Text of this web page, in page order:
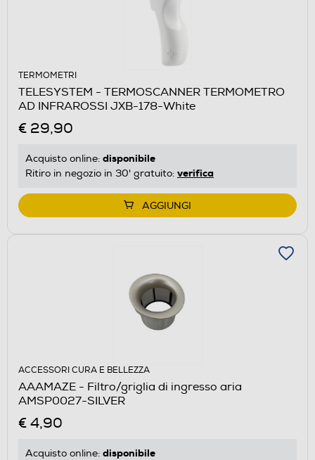
TERMOMETRI
TELESYSTEM - TERMOSCANNER TERMOMETRO
AD INFRAROSSI JXB-178-White
€ 29,90
Acquisto online: disponibile
Ritiro in negozio in 30' gratuito: verifica
AGGIUNGI
ACCESSORI CURA E BELLEZZA
AAAMAZE - Filtro/griglia di ingresso aria
AMSP0027-SILVER
€ 4,90
Acquisto online: disponibile